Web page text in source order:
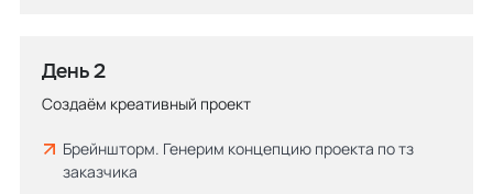
День 2
Создаём креативный проект
Брейншторм. Генерим концепцию проекта по тз
заказчика